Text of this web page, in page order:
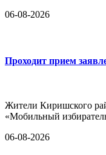
06-08-2026
Проходит прием
Жители Киришского
«Мобильный
06-08-2026